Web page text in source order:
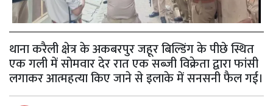
थाना करैली क्षेत्र के अकबरपुर जहूर बिल्डिंग के पीछे स्थित
एक गली में सोमवार देर रात एक सब्जी विक्रेता द्वारा फांसी
लगाकर आत्महत्या किए जाने से इलाके में सनसनी फैल गई।